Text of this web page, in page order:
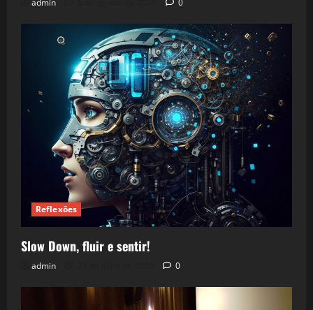
admin 0
Reflexões
Slow Down, fluir e sentir!
admin 0